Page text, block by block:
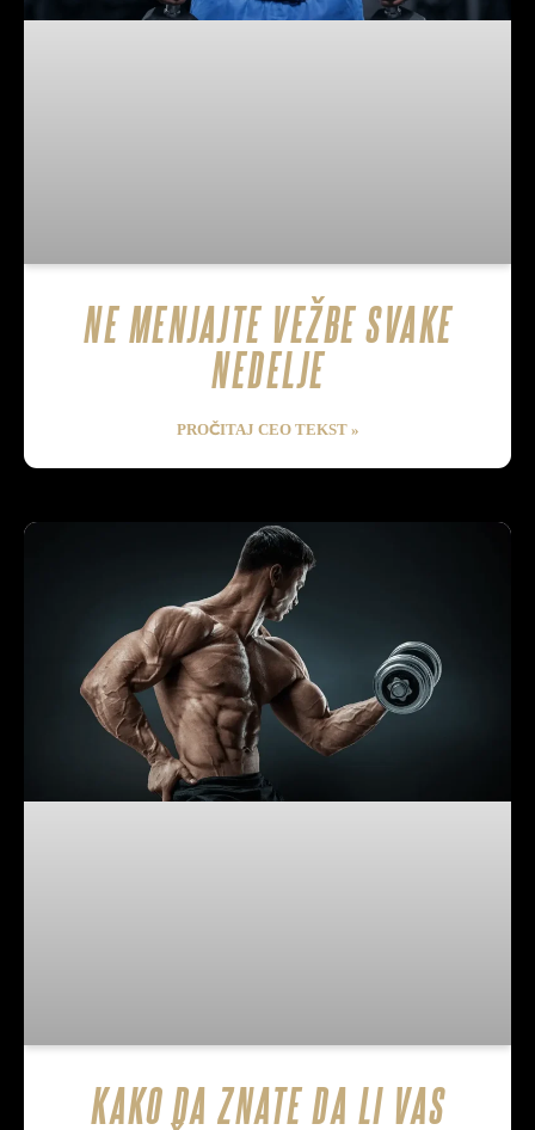
NE MENJAJTE VEŽBE SVAKE
NEDELJE
PROČITAJ CEO TEKST »
KAKO DA ZNATE DA LI VAS